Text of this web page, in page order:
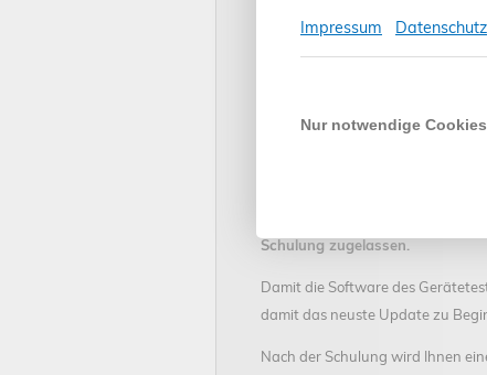
Organisatorisches:
Sie können über Ihren
Die Zugangsdaten zur
Bitte halten Sie Ihr Messgerät
Um an der Schulung
Schulung zugelassen.
Damit die Software des
damit das neuste Update zu
Nach der Schulung wird Ihnen
Impressum
Datenschutz
Nur notwendige